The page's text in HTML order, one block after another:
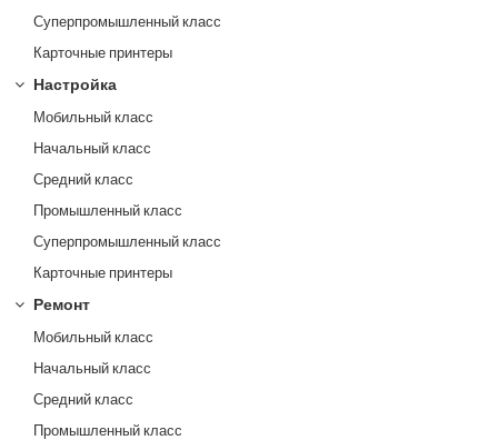
Суперпромышленный класс
Карточные принтеры
Настройка
Мобильный класс
Начальный класс
Средний класс
Промышленный класс
Суперпромышленный класс
Карточные принтеры
Ремонт
Мобильный класс
Начальный класс
Средний класс
Промышленный класс